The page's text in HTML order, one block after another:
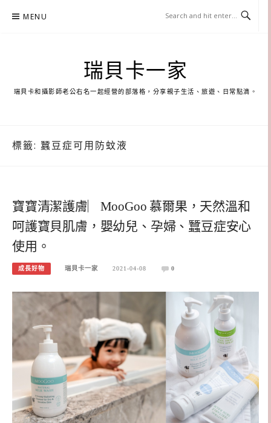
MENU
瑞貝卡一家
瑞貝卡和攝影師老公右名一起經營的部落格，分享親子生活、旅遊、日常點滴。
標籤: 蠶豆症可用防蚊液
寶寶清潔護膚︳MooGoo 慕爾果，天然溫和
呵護寶貝肌膚，嬰幼兒、孕婦、蠶豆症安心
使用。
成長好物 瑞貝卡一家 2021-04-08 0